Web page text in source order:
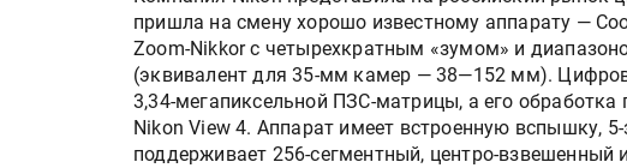
пришла на смену хорошо известному аппарату —
Zoom-Nikkor с четырехкратным «зумом» и
(эквивалент для 35-мм камер — 38—152 мм).
3,34-мегапиксельной ПЗС-матрицы, а его
Nikon View 4. Аппарат имеет встроенную вспышку,
поддерживает 256-сегментный, центро-взвешенный